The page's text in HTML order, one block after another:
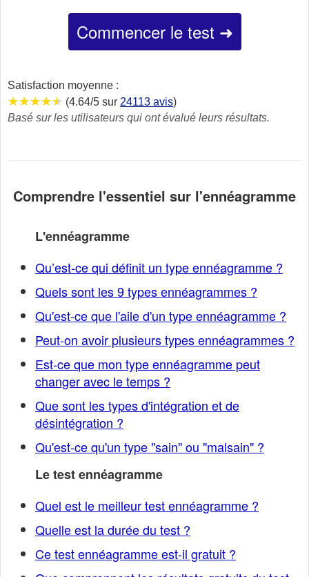
Commencer le test ➜
Satisfaction moyenne :
★★★★★
★★★★★
★★★★★ (4.64/5 sur 24113 avis)
Basé sur les utilisateurs qui ont évalué leurs résultats.
Comprendre l'essentiel sur l'ennéagramme
L'ennéagramme
Qu’est-ce qui définit un type ennéagramme ?
Quels sont les 9 types ennéagrammes ?
Qu'est-ce que l'aile d'un type ennéagramme ?
Peut-on avoir plusieurs types ennéagrammes ?
Est-ce que mon type ennéagramme peut
changer avec le temps ?
Que sont les types d'intégration et de
désintégration ?
Qu'est-ce qu'un type "sain" ou "malsain" ?
Le test ennéagramme
Quel est le meilleur test ennéagramme ?
Quelle est la durée du test ?
Ce test ennéagramme est-il gratuit ?